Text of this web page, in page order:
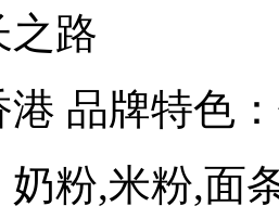
之路
港 品牌特色：
奶粉,米粉,面